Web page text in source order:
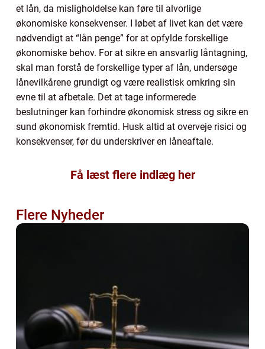
et lån, da misligholdelse kan føre til alvorlige
økonomiske konsekvenser. I løbet af livet kan det være
nødvendigt at “lån penge” for at opfylde forskellige
økonomiske behov. For at sikre en ansvarlig låntagning,
skal man forstå de forskellige typer af lån, undersøge
lånevilkårene grundigt og være realistisk omkring sin
evne til at afbetale. Det at tage informerede
beslutninger kan forhindre økonomisk stress og sikre en
sund økonomisk fremtid. Husk altid at overveje risici og
konsekvenser, før du underskriver en låneaftale.
Få læst flere indlæg her
Flere Nyheder